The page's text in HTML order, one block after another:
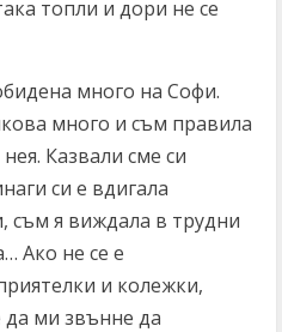
топли и дори не се
много на Софи.
много и съм правила
Казвали сме си
си е вдигала
съм я виждала в трудни
Ако не се е
и колежки,
ми звънне да